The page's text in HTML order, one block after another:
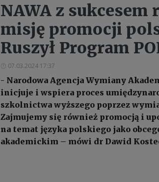
NAWA z sukcesem
misję promocji
Ruszył Program
07.03.2024 17:37
- Narodowa Agencja Wymiany
inicjuje i wspiera proces
szkolnictwa wyższego poprzez
Zajmujemy się również promocją i
na temat języka polskiego jako
akademickim – mówi dr Dawid